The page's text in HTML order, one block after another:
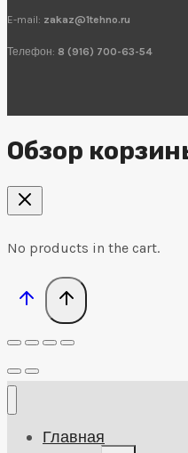
E-mail: zakaz@1tehno.ru
Телефон: 8 (916) 700-63-54
Обзор
No products in the cart.
Главная